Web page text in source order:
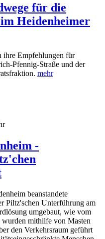
für die
Heidenheimer
Empfehlungen für
Pfennig-Straße und der
mehr
-
beanstandete
Piltz'schen Unterführung am
umgebaut, wie vom
mithilfe von Masten
den Verkehrsraum geführt